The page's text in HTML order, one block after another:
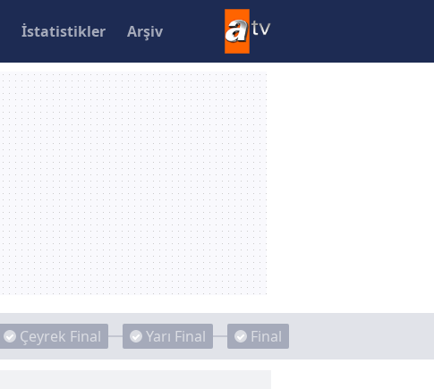
İstatistikler Arşiv
Çeyrek Final Yarı Final Final